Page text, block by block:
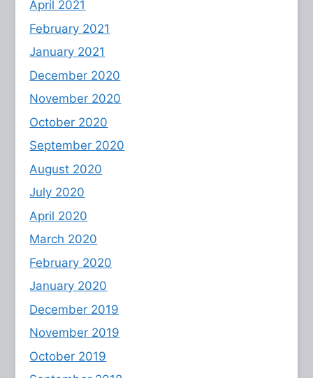
April 2021
February 2021
January 2021
December 2020
November 2020
October 2020
September 2020
August 2020
July 2020
April 2020
March 2020
February 2020
January 2020
December 2019
November 2019
October 2019